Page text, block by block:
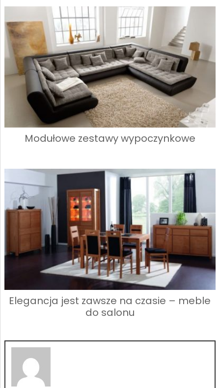
Modułowe zestawy wypoczynkowe
Elegancja jest zawsze na czasie – meble
do salonu